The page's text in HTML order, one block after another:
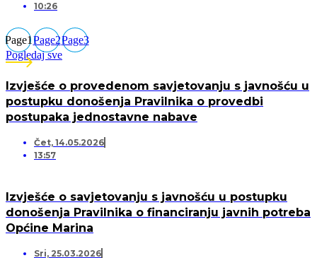
10:26
Page1Page2Page3
Pogledaj sve
Izvješće o provedenom savjetovanju s javnošću u
postupku donošenja Pravilnika o provedbi
postupaka jednostavne nabave
Čet, 14.05.2026
13:57
Izvješće o savjetovanju s javnošću u postupku
donošenja Pravilnika o financiranju javnih potreba
Općine Marina
Sri, 25.03.2026